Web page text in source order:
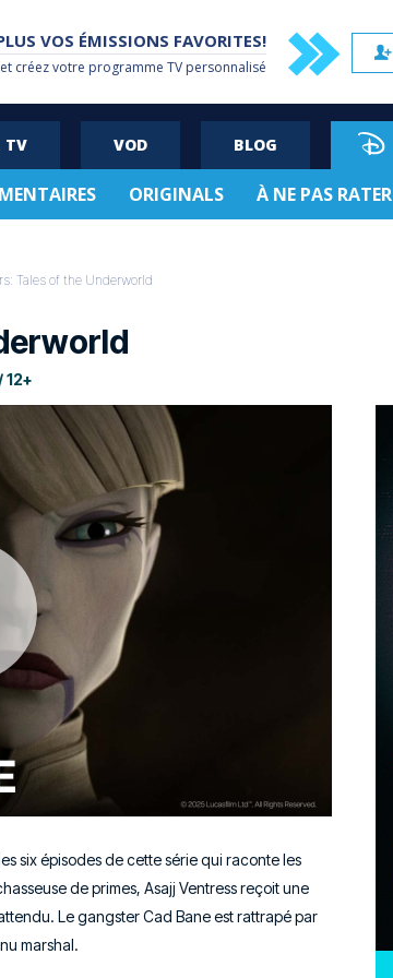
VOS ÉMISSIONS FAVORITES!
créez votre programme TV personnalisé
TV VOD BLOG
ORIGINALS À NE PAS RATER
Tales of the Underworld
six épisodes de cette série qui raconte les
de primes, Asajj Ventress reçoit une
Le gangster Cad Bane est rattrapé par
marshal.